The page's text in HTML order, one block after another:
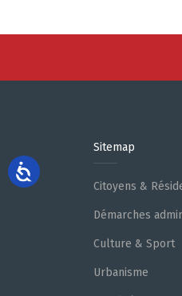
Sitemap
Citoyens &
Démarches
Culture & Sport
Urbanisme